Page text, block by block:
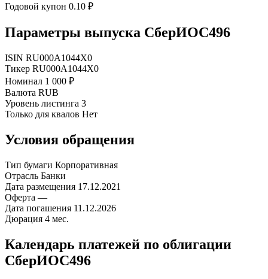
Годовой купон 0.10 ₽
Параметры выпуска СберИОС496
ISIN RU000A1044X0
Тикер RU000A1044X0
Номинал 1 000 ₽
Валюта RUB
Уровень листинга 3
Только для квалов Нет
Условия обращения
Тип бумаги Корпоративная
Отрасль Банки
Дата размещения 17.12.2021
Оферта —
Дата погашения 11.12.2026
Дюрация 4 мес.
Календарь платежей по облигации
СберИОС496